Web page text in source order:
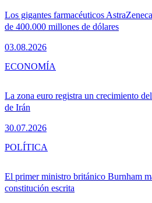
Los gigantes farmacéuticos
de 400.000 millones de dólares
03.08.2026
La zona euro registra un crecimiento
de Irán
30.07.2026
ECONOMÍA
El primer ministro británico Burnham
constitución escrita
POLÍTICA